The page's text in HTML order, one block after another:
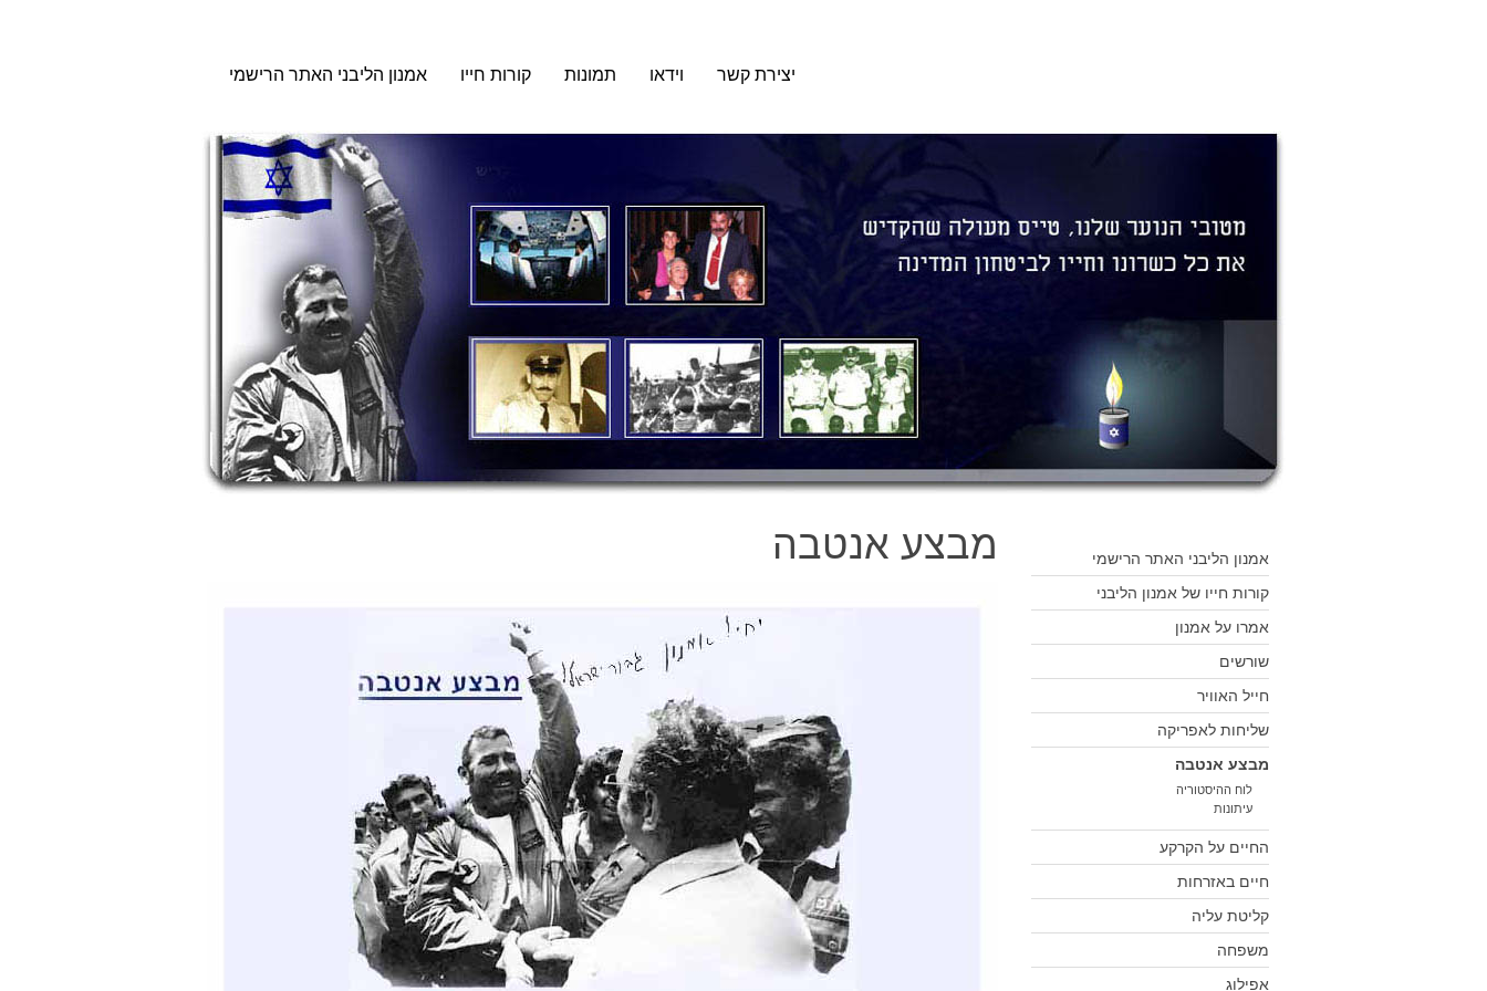
אמנון הליבני האתר הרישמי קורות חייו תמונות וידאו יצירת קשר
מבצע אנטבה
אמנון הליבני האתר הרישמי
קורות חייו של אמנון הליבני
אמרו על אמנון
שורשים
חייל האוויר
שליחות לאפריקה
מבצע אנטבה
לוח ההיסטוריה
עיתונות
החיים על הקרקע
חיים באזרחות
קליטת עליה
משפחה
אפילוג